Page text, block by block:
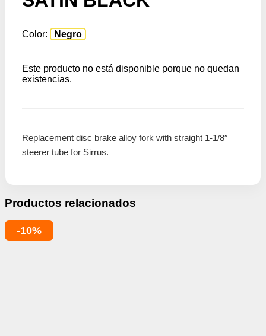
Color: Negro
Este producto no está disponible porque no quedan
existencias.
Replacement disc brake alloy fork with straight 1-1/8″
steerer tube for Sirrus.
Productos relacionados
-10%